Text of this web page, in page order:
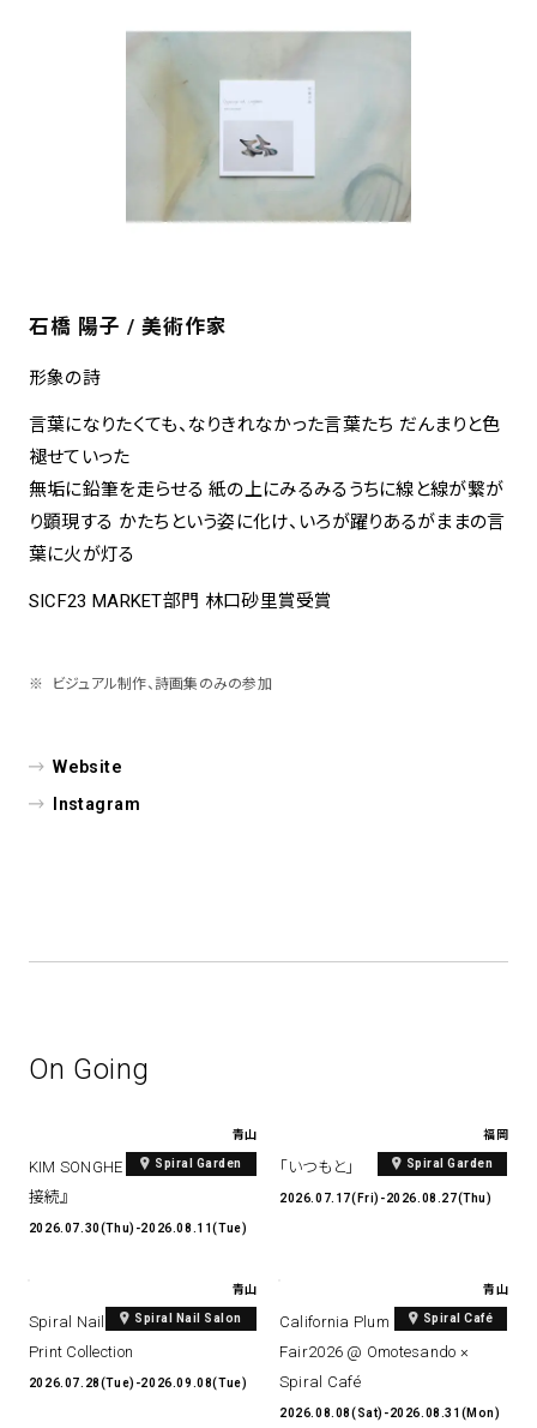
石橋 陽子 / 美術作家
形象の詩
言葉になりたくても、なりきれなかった言葉たち だんまりと色
褪せていった
無垢に鉛筆を走らせる 紙の上にみるみるうちに線と線が繋が
り顕現する かたちという姿に化け、いろが躍りあるがままの言
葉に火が灯る
SICF23 MARKET部門 林口砂里賞受賞
ビジュアル制作、詩画集のみの参加
Website
Instagram
On Going
青山
Spiral Garden
KIM SONGHE EXHIBITION 『愛と
接続』
2026.07.30(Thu)-2026.08.11(Tue)
福岡
Spiral Garden
「いつもと」
2026.07.17(Fri)-2026.08.27(Thu)
青山
Spiral Nail Salon
Spiral Nail Salon Art #14 Spiral
Print Collection
2026.07.28(Tue)-2026.09.08(Tue)
青山
Spiral Café
California Plum & Nectarine
Fair2026 @ Omotesando ×
Spiral Café
2026.08.08(Sat)-2026.08.31(Mon)